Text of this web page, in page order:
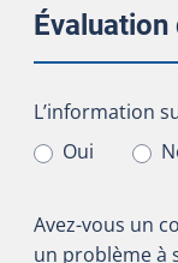
L’information
L’information
Oui
Avez-vous un
un problème à